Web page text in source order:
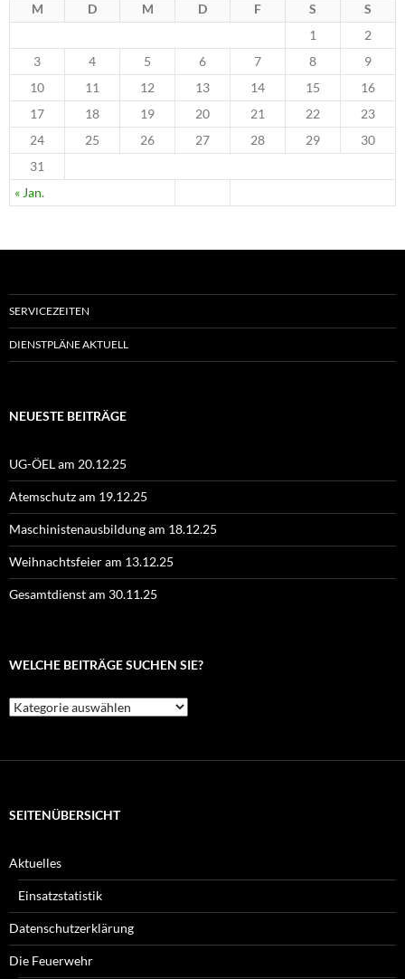
M D M D F S S
« Jan.
1
2
3
4 5 6 7 8
9
10
11 12 13 14 15
16
17
18 19 20 21 22
23
24
25 26 27 28 29
30
31
SERVICEZEITEN
DIENSTPLÄNE AKTUELL
NEUESTE BEITRÄGE
UG-ÖEL am 20.12.25
Atemschutz am 19.12.25
Maschinistenausbildung am 18.12.25
Weihnachtsfeier am 13.12.25
Gesamtdienst am 30.11.25
WELCHE BEITRÄGE SUCHEN SIE?
Welche
Beiträge
SEITENÜBERSICHT
Aktuelles
Einsatzstatistik
Datenschutzerklärung
Die Feuerwehr